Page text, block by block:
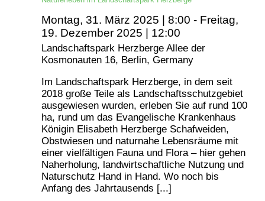
Montag, 31. März 2025 | 8:00 - Freitag,
19. Dezember 2025 | 12:00
Landschaftspark Herzberge Allee der
Kosmonauten 16, Berlin, Germany
Im Landschaftspark Herzberge, in dem seit
2018 große Teile als Landschaftsschutzgebiet
ausgewiesen wurden, erleben Sie auf rund 100
ha, rund um das Evangelische Krankenhaus
Königin Elisabeth Herzberge Schafweiden,
Obstwiesen und naturnahe Lebensräume mit
einer vielfältigen Fauna und Flora – hier gehen
Naherholung, landwirtschaftliche Nutzung und
Naturschutz Hand in Hand. Wo noch bis
Anfang des Jahrtausends [...]